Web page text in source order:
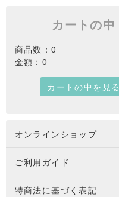
カートの中
商品数：0
金額：0
カートの中を見る
オンラインショップ
ご利用ガイド
特商法に基づく表記